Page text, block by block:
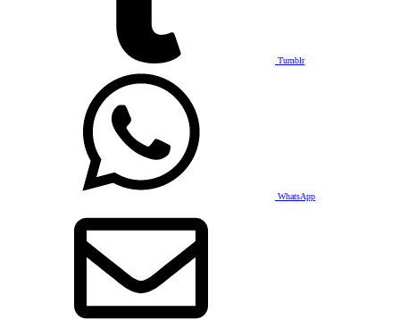
Tumblr
WhatsApp